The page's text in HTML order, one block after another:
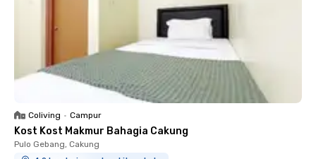
Coliving • Campur
Kost Kost Makmur Bahagia Cakung
Pulo Gebang, Cakung